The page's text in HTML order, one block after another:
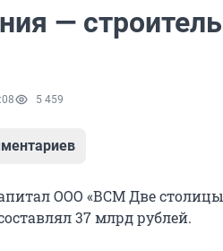
—
5 459
ООО «ВСМ Две
37 млрд рублей.